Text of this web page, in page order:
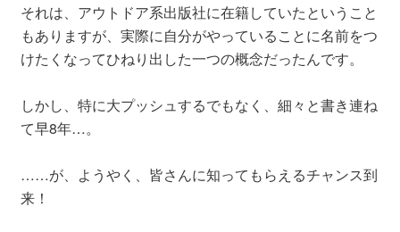
それは、アウトドア系出版社に在籍していたということ
もありますが、実際に自分がやっていることに名前をつ
けたくなってひねり出した一つの概念だったんです。
しかし、特に大プッシュするでもなく、細々と書き連ね
て早8年…。
……が、ようやく、皆さんに知ってもらえるチャンス到
来！